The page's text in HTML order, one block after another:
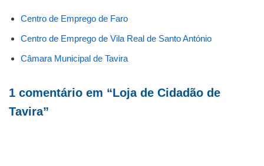
Centro de Emprego de Faro
Centro de Emprego de Vila Real de Santo António
Câmara Municipal de Tavira
1 comentário em “Loja de Cidadão de
Tavira”